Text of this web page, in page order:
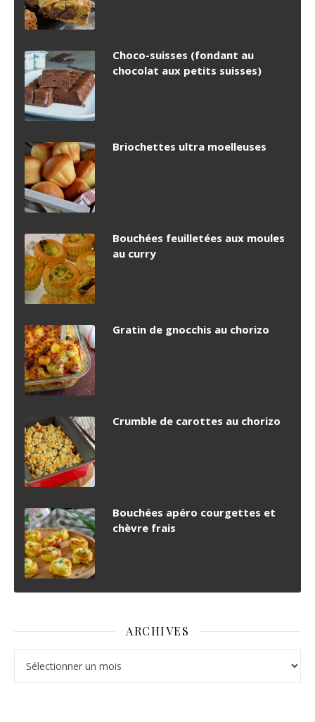
Choco-suisses (fondant au
chocolat aux petits suisses)
Briochettes ultra moelleuses
Bouchées feuilletées aux moules
au curry
Gratin de gnocchis au chorizo
Crumble de carottes au chorizo
Bouchées apéro courgettes et
chèvre frais
ARCHIVES